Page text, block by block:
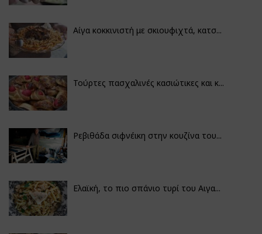
Αίγα κοκκινιστή με σκιουφιχτά, κατσ...
Τούρτες πασχαλινές κασιώτικες και κ...
Ρεβιθάδα σιφνέικη στην κουζίνα του...
Ελαϊκή, το πιο σπάνιο τυρί του Αιγα...